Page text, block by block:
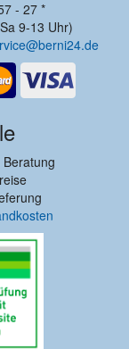
- 27 *
9-13 Uhr)